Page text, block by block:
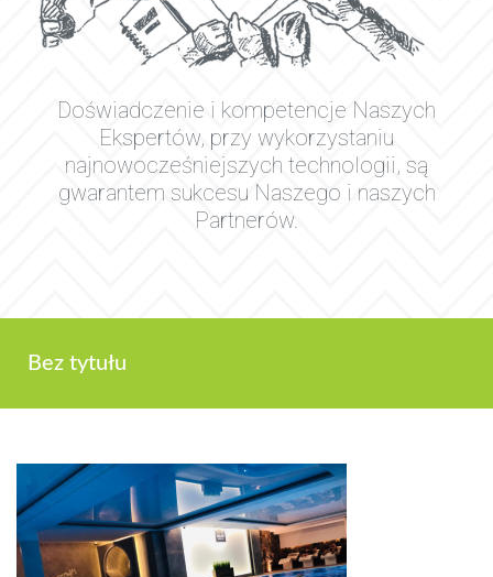
Doświadczenie i kompetencje Naszych
Ekspertów, przy wykorzystaniu
najnowocześniejszych technologii, są
gwarantem sukcesu Naszego i naszych
Partnerów.
Bez tytułu